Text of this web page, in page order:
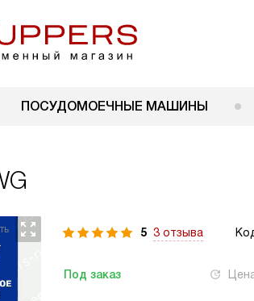
ПОСУДОМОЕЧНЫЕ МАШИНЫ
5 3 отзыва
Под заказ